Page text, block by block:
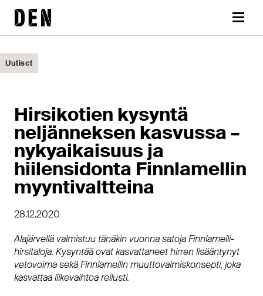
Siirry
sisältöön
DEN
Uutiset
Hirsikotien kysyntä
neljänneksen kasvussa –
nykyaikaisuus ja
hiilensidonta Finnlamellin
myyntivaltteina
28.12.2020
Alajärvellä valmistuu tänäkin vuonna satoja Finnlamelli-
hirsitaloja. Kysyntää ovat kasvattaneet hirren lisääntynyt
vetovoima sekä Finnlamellin muuttovalmiskonsepti, joka
kasvattaa liikevaihtoa reilusti.